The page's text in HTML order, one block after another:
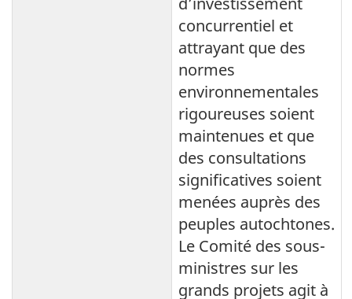
concurrentiel et
attrayant que des
normes
environnementales
rigoureuses soient
maintenues et que
des consultations
significatives soient
menées auprès des
peuples autochtones.
Le Comité des sous-
ministres sur les
grands projets agit à